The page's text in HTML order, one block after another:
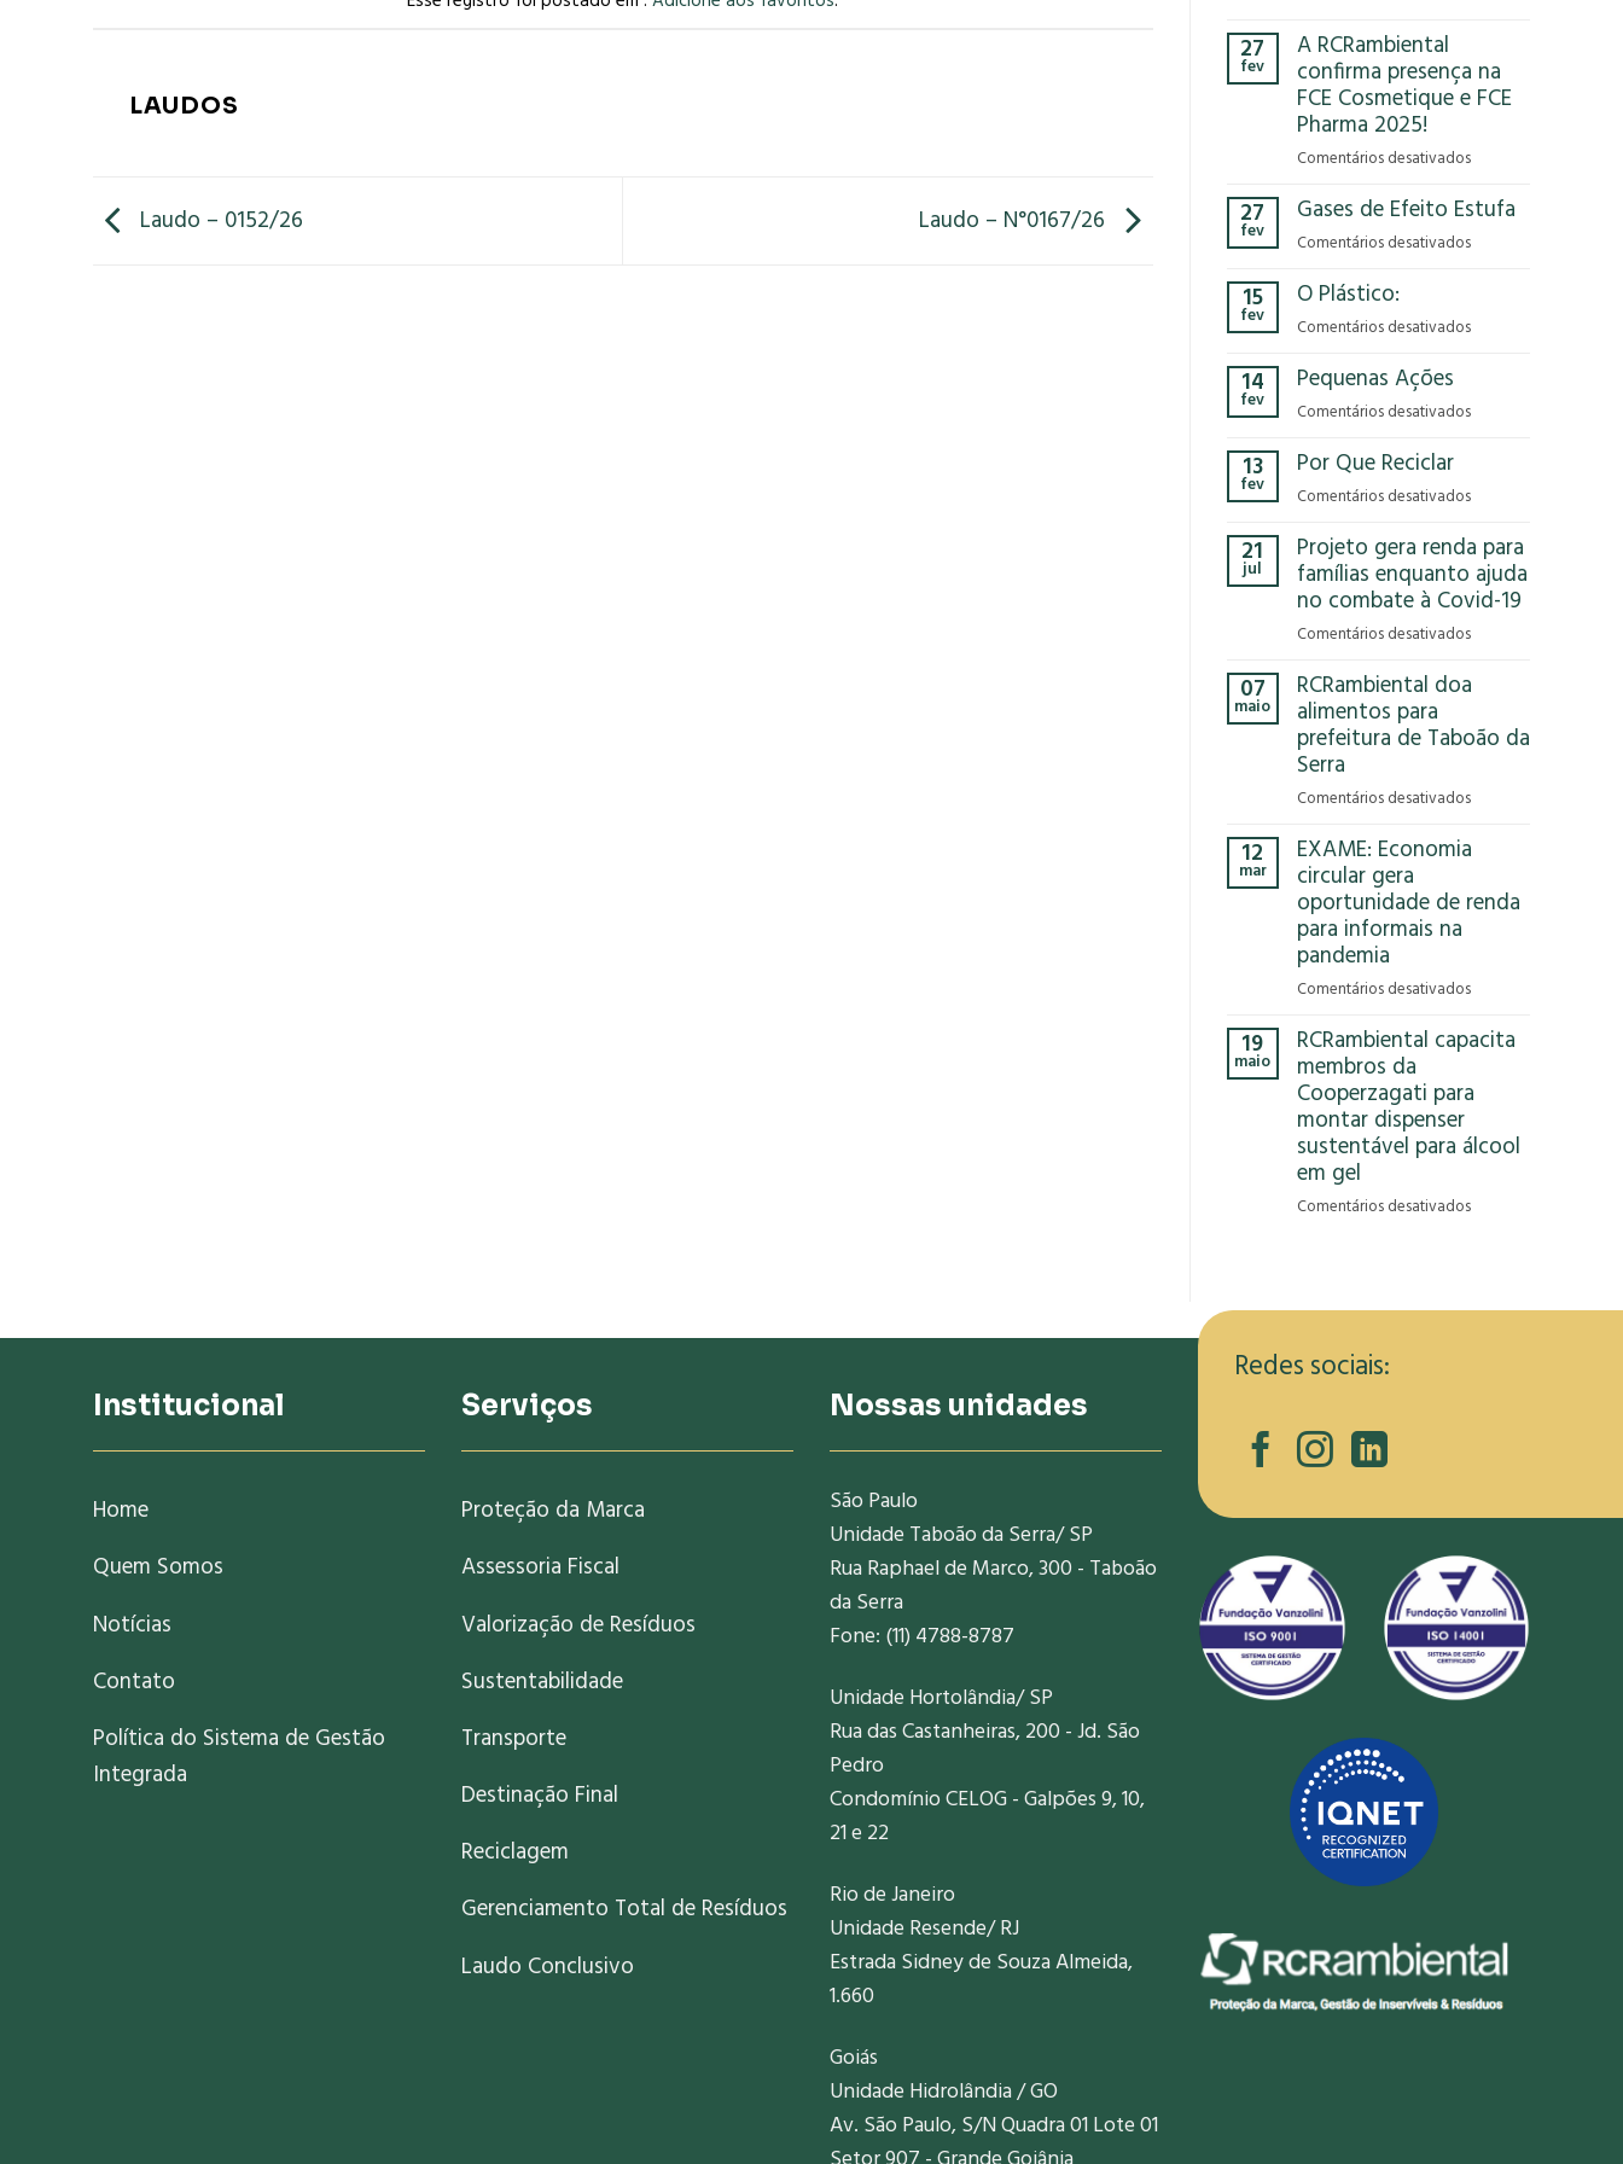
LAUDOS
Laudo – 0152/26 Laudo – N°0167/26
parou
para
impacto
que
o
modelo
no
27
fev
A RCRambiental
confirma presença na
FCE Cosmetique e FCE
Pharma 2025!
Comentários desativadosem
RCRambiental
confirma
Cosmetique
Pharma
27
fev
Gases de Efeito Estufa
Comentários desativadosem
Efeito
15
fev
O Plástico:
Comentários desativadosem
14
fev
Pequenas Ações
Comentários desativadosem
13
fev
Por Que Reciclar
Comentários desativadosem
Que
Reciclar
21
jul
Projeto gera renda para
famílias enquanto ajuda
no combate à Covid-19
Comentários desativadosem
gera
para
ajuda
combate
Covid-
07
maio
RCRambiental doa
alimentos para
prefeitura de Taboão da
Serra
Comentários desativadosem
doa
para
da
Serra
12
mar
EXAME: Economia
circular gera
oportunidade de renda
para informais na
pandemia
Comentários desativadosem
Economia
gera
de
informais
19
maio
RCRambiental capacita
membros da
Cooperzagati para
montar dispenser
sustentável para álcool
em gel
Comentários desativadosem
da
Institucional
Home
Quem Somos
Notícias
Contato
Política do Sistema de Gestão
Integrada
Serviços
Proteção da Marca
Assessoria Fiscal
Valorização de Resíduos
Sustentabilidade
Transporte
Destinação Final
Reciclagem
Gerenciamento Total de Resíduos
Laudo Conclusivo
Nossas unidades
São Paulo
Unidade Taboão da Serra/ SP
Rua Raphael de Marco, 300 - Taboão
da Serra
Fone: (11) 4788-8787
Unidade Hortolândia/ SP
Rua das Castanheiras, 200 - Jd. São
Pedro
Condomínio CELOG - Galpões 9, 10,
21 e 22
Rio de Janeiro
Unidade Resende/ RJ
Estrada Sidney de Souza Almeida,
1.660
Goiás
Unidade Hidrolândia / GO
Av. São Paulo, S/N Quadra 01 Lote 01
Redes sociais: